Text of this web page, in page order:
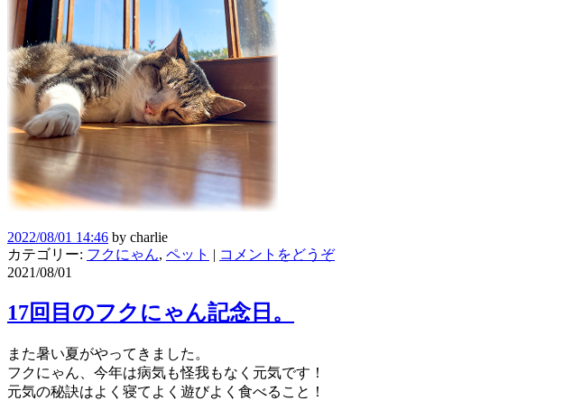
2022/08/01 14:46 by charlie
カテゴリー: フクにゃん, ペット | コメントをどうぞ
2021/08/01
17回目のフクにゃん記念日。
また暑い夏がやってきました。
フクにゃん、今年は病気も怪我もなく元気です！
元気の秘訣はよく寝てよく遊びよく食べること！